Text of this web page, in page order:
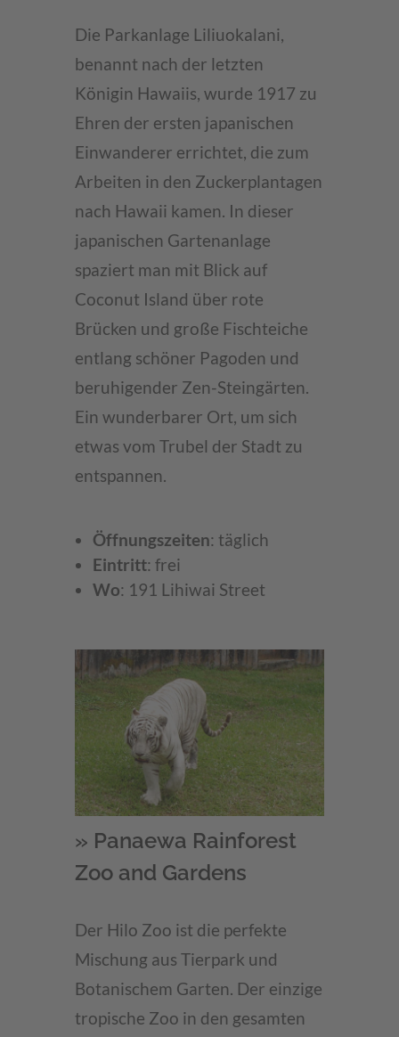
Die Parkanlage Liliuokalani,
benannt nach der letzten
Königin Hawaiis, wurde 1917 zu
Ehren der ersten japanischen
Einwanderer errichtet, die zum
Arbeiten in den Zuckerplantagen
nach Hawaii kamen. In dieser
japanischen Gartenanlage
spaziert man mit Blick auf
Coconut Island über rote
Brücken und große Fischteiche
entlang schöner Pagoden und
beruhigender Zen-Steingärten.
Ein wunderbarer Ort, um sich
etwas vom Trubel der Stadt zu
entspannen.
Öffnungszeiten: täglich
Eintritt: frei
Wo: 191 Lihiwai Street
» Panaewa Rainforest
Zoo and Gardens
Der Hilo Zoo ist die perfekte
Mischung aus Tierpark und
Botanischem Garten. Der einzige
tropische Zoo in den gesamten